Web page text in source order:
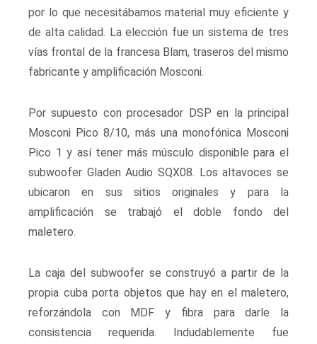
por lo que necesitábamos material muy eficiente y
de alta calidad. La elección fue un sistema de tres
vías frontal de la francesa Blam, traseros del mismo
fabricante y amplificación Mosconi.
Por supuesto con procesador DSP en la principal
Mosconi Pico 8/10, más una monofónica Mosconi
Pico 1 y así tener más músculo disponible para el
subwoofer Gladen Audio SQX08. Los altavoces se
ubicaron en sus sitios originales y para la
amplificación se trabajó el doble fondo del
maletero.
La caja del subwoofer se construyó a partir de la
propia cuba porta objetos que hay en el maletero,
reforzándola con MDF y fibra para darle la
consistencia requerida. Indudablemente fue